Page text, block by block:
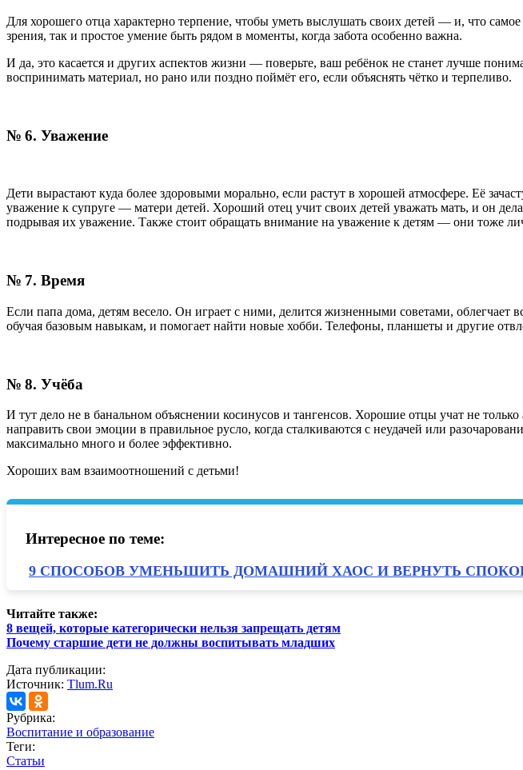
Для хорошего отца характерно терпение, чтобы уметь выслушать своих детей — и, что
зрения, так и простое умение быть рядом в моменты, когда забота особенно важна.
И да, это касается и других аспектов жизни — поверьте, ваш ребёнок не станет лучше
воспринимать материал, но рано или поздно поймёт его, если объяснять чётко и терпеливо.
№ 6. Уважение
Дети вырастают куда более здоровыми морально, если растут в хорошей атмосфере. Её
уважение к супруге — матери детей. Хороший отец учит своих детей уважать мать, и он
подрывая их уважение. Также стоит обращать внимание на уважение к детям — они тоже
№ 7. Время
Если папа дома, детям весело. Он играет с ними, делится жизненными советами, облегчает
обучая базовым навыкам, и помогает найти новые хобби. Телефоны, планшеты и другие
№ 8. Учёба
И тут дело не в банальном объяснении косинусов и тангенсов. Хорошие отцы учат не
направить свои эмоции в правильное русло, когда сталкиваются с неудачей или
максимально много и более эффективно.
Хороших вам взаимоотношений с детьми!
Интересное по теме:
9 СПОСОБОВ УМЕНЬШИТЬ ДОМАШНИЙ ХАОС И ВЕРНУТЬ
Читайте также:
8 вещей, которые категорически нельзя запрещать детям
Почему старшие дети не должны воспитывать младших
Дата публикации:
Источник: Tlum.Ru
Рубрика:
Воспитание и образование
Теги:
Статьи